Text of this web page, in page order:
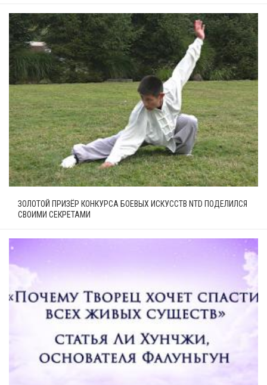
ЗОЛОТОЙ ПРИЗЁР КОНКУРСА БОЕВЫХ ИСКУССТВ NTD ПОДЕЛИЛСЯ
СВОИМИ СЕКРЕТАМИ